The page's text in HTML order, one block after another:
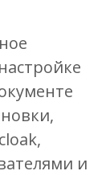
и